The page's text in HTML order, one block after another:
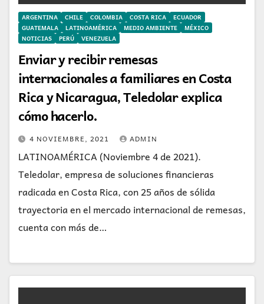
ARGENTINA CHILE COLOMBIA COSTA RICA
ECUADOR
GUATEMALA
LATINOAMÉRICA MEDIO AMBIENTE
MÉXICO
NOTICIAS
PERÚ VENEZUELA
Enviar y recibir remesas
internacionales a familiares en Costa
Rica y Nicaragua, Teledolar explica
cómo hacerlo.
4 NOVIEMBRE, 2021 ADMIN
LATINOAMÉRICA (Noviembre 4 de 2021).
Teledolar, empresa de soluciones financieras
radicada en Costa Rica, con 25 años de sólida
trayectoria en el mercado internacional de remesas,
cuenta con más de…